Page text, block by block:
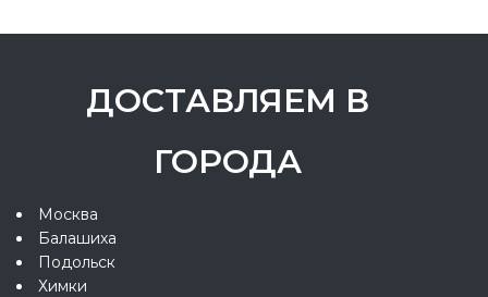
ДОСТАВЛЯЕМ В
ГОРОДА
Москва
Балашиха
Подольск
Химки